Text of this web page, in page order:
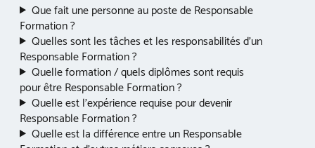
Que fait une personne au poste de Responsable
Formation ?
Quelles sont les tâches et les responsabilités d’un
Responsable Formation ?
Quelle formation / quels diplômes sont requis
pour être Responsable Formation ?
Quelle est l’expérience requise pour devenir
Responsable Formation ?
Quelle est la différence entre un Responsable